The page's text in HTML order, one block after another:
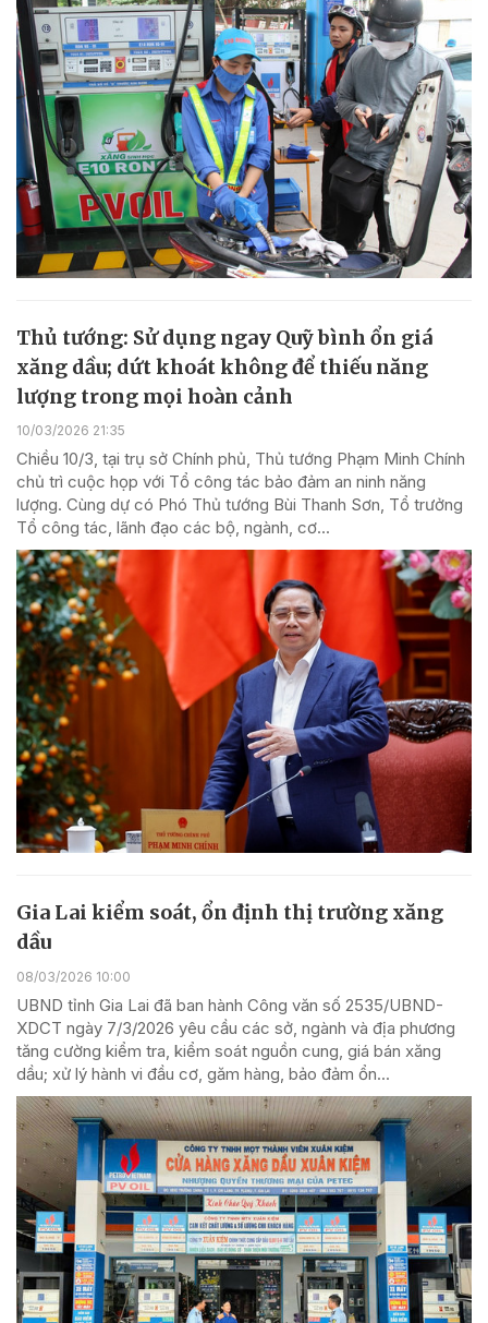
Thủ tướng: Sử dụng ngay Quỹ bình ổn giá
xăng dầu; dứt khoát không để thiếu năng
lượng trong mọi hoàn cảnh
10/03/2026 21:35
Chiều 10/3, tại trụ sở Chính phủ, Thủ tướng Phạm Minh Chính
chủ trì cuộc họp với Tổ công tác bảo đảm an ninh năng
lượng. Cùng dự có Phó Thủ tướng Bùi Thanh Sơn, Tổ trưởng
Tổ công tác, lãnh đạo các bộ, ngành, cơ...
Gia Lai kiểm soát, ổn định thị trường xăng
dầu
08/03/2026 10:00
UBND tỉnh Gia Lai đã ban hành Công văn số 2535/UBND-
XDCT ngày 7/3/2026 yêu cầu các sở, ngành và địa phương
tăng cường kiểm tra, kiểm soát nguồn cung, giá bán xăng
dầu; xử lý hành vi đầu cơ, găm hàng, bảo đảm ổn...